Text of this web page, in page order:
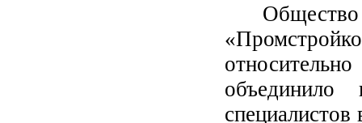
объединило